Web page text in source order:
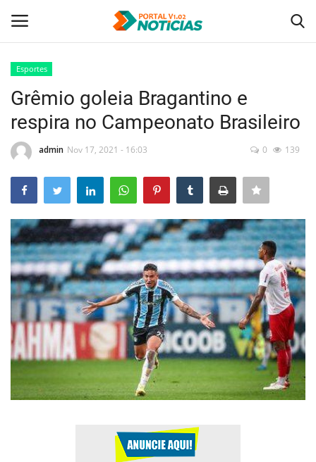
Home
Tecnologia
Politica
Saúde
Entretenimento
Economia
Esportes
Contato
Esportes
Grêmio goleia Bragantino e
respira no Campeonato Brasileiro
admin Nov 17, 2021 - 16:03 0 139